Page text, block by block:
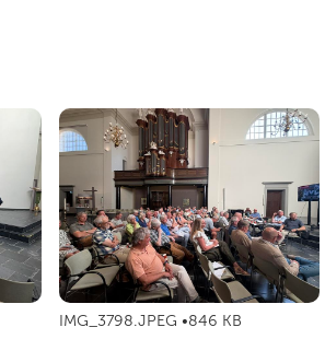
IMG_3798.JPEG 846 KB